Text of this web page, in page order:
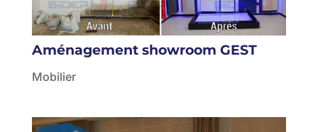
Aménagement showroom GEST
Mobilier